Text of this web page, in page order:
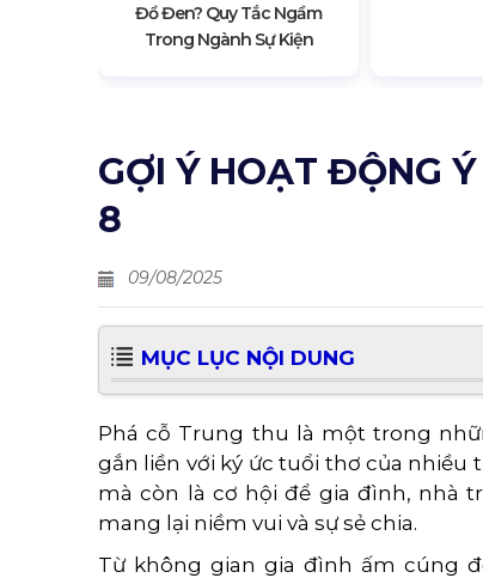
Đồ Đen? Quy Tắc Ngầm
Trong Ngành Sự Kiện
GỢI Ý HOẠT ĐỘNG
8
09/08/2025
MỤC LỤC NỘI DUNG
Phá cỗ Trung thu là một trong
gắn liền với ký ức tuổi thơ của nhiều
mà còn là cơ hội để gia đình, nhà
mang lại niềm vui và sự sẻ chia.
Từ không gian gia đình ấm cúng